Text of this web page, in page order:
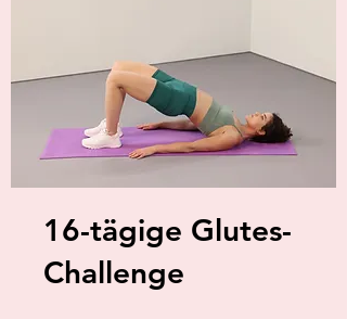
16-tägige Glutes-
Challenge